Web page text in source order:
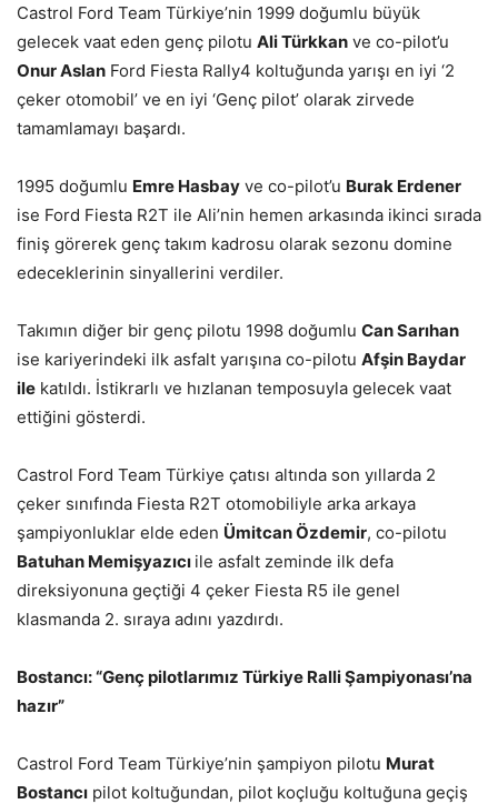
Castrol Ford Team Türkiye’nin 1999 doğumlu büyük
gelecek vaat eden genç pilotu Ali Türkkan ve co-pilot’u
Onur Aslan Ford Fiesta Rally4 koltuğunda yarışı en iyi ‘2
çeker otomobil’ ve en iyi ‘Genç pilot’ olarak zirvede
tamamlamayı başardı.
1995 doğumlu Emre Hasbay ve co-pilot’u Burak Erdener
ise Ford Fiesta R2T ile Ali’nin hemen arkasında ikinci sırada
finiş görerek genç takım kadrosu olarak sezonu domine
edeceklerinin sinyallerini verdiler.
Takımın diğer bir genç pilotu 1998 doğumlu Can Sarıhan
ise kariyerindeki ilk asfalt yarışına co-pilotu Afşin Baydar
ile katıldı. İstikrarlı ve hızlanan temposuyla gelecek vaat
ettiğini gösterdi.
Castrol Ford Team Türkiye çatısı altında son yıllarda 2
çeker sınıfında Fiesta R2T otomobiliyle arka arkaya
şampiyonluklar elde eden Ümitcan Özdemir, co-pilotu
Batuhan Memişyazıcı ile asfalt zeminde ilk defa
direksiyonuna geçtiği 4 çeker Fiesta R5 ile genel
klasmanda 2. sıraya adını yazdırdı.
Bostancı: “Genç pilotlarımız Türkiye Ralli Şampiyonası’na
hazır”
Castrol Ford Team Türkiye’nin şampiyon pilotu Murat
Bostancı pilot koltuğundan, pilot koçluğu koltuğuna geçiş